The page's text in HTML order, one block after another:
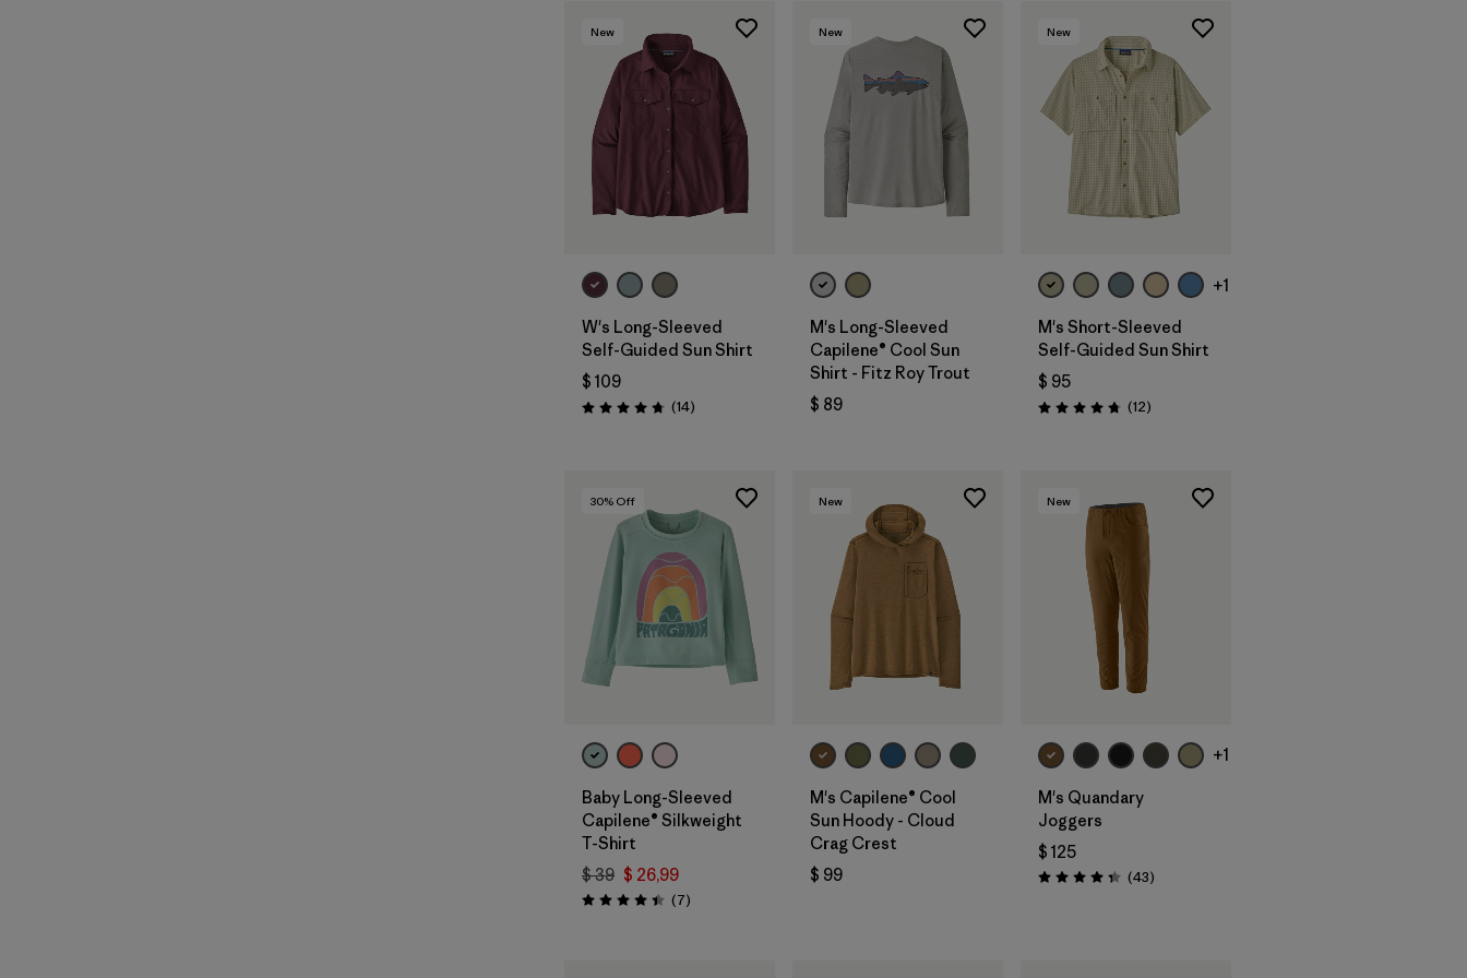
New
W's Long-Sleeved
Self-Guided Sun Shirt
$ 109
Valoración: 4.8 / 5
(14Comentarios
)
New
M's Long-Sleeved
Capilene® Cool Sun
Shirt - Fitz Roy Trout
$ 89
New
+1
M's Short-Sleeved
Self-Guided Sun Shirt
$ 95
Valoración: 4.8 / 5
(12Comentarios
)
30% Off
Baby Long-Sleeved
Capilene® Silkweight
T-Shirt
$ 39 $ 26,99
Valoración: 4.4 / 5
(7Comentarios
)
New
M's Capilene® Cool
Sun Hoody - Cloud
Crag Crest
$ 99
New
+1
M's Quandary
Joggers
$ 125
Valoración: 4.4 / 5
(43Comentarios
)